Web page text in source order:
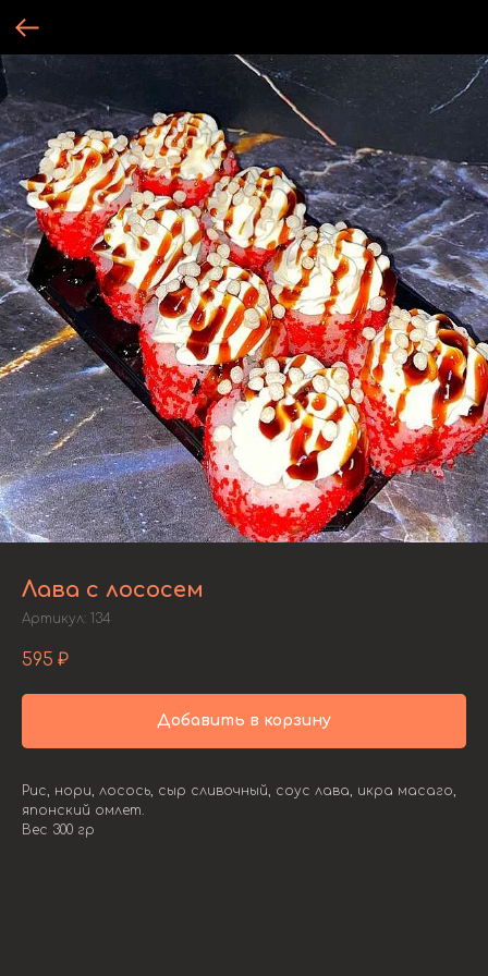
Лава с лососем
Артикул: 134
595 ₽
Добавить в корзину
Рис, нори, лосось, сыр сливочный, соус лава, икра масаго,
японский омлет.
Вес 300 гр